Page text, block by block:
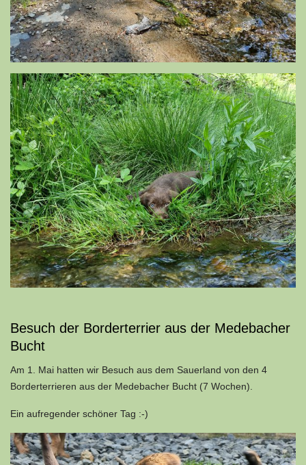
Besuch der Borderterrier aus der Medebacher
Bucht
Am 1. Mai hatten wir Besuch aus dem Sauerland von den 4
Borderterrieren aus der Medebacher Bucht (7 Wochen).
Ein aufregender schöner Tag :-)